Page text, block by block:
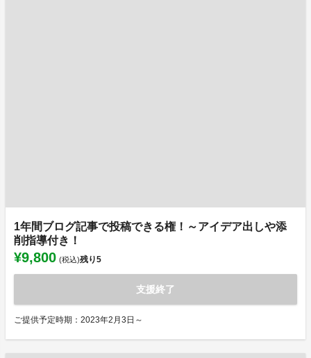
1年間ブログ記事で投稿できる権！～アイデア出しや添
削指導付き！
¥9,800 (税込)残り5
支援終了
ご提供予定時期：2023年2月3日～